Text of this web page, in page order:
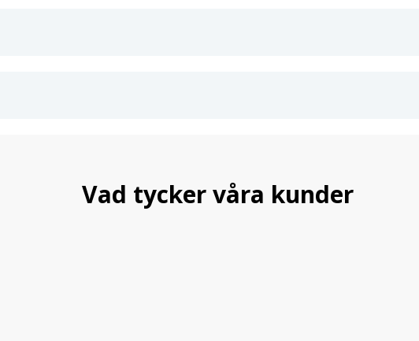
Vad tycker våra kunder